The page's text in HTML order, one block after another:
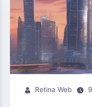
Retina Web